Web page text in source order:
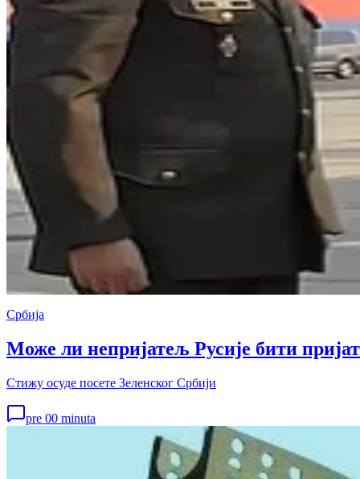
Србија
Може ли непријатељ Русије бити
Стижу осуде посете Зеленског Србији
pre 00 minuta